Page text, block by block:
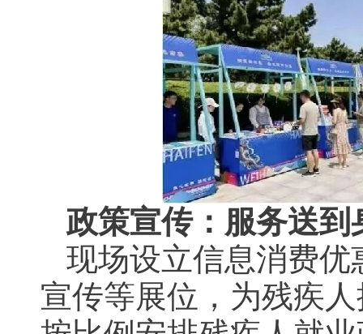
政策宣传：服务送到
现场设立信息消费
宣传等展位，为残疾